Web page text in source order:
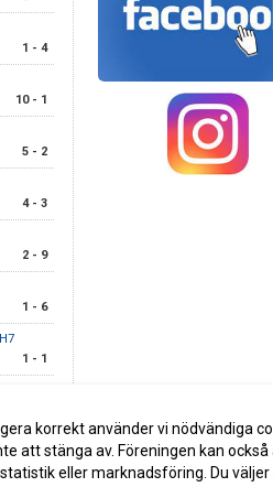
1 - 4
10 - 1
5 - 2
4 - 3
2 - 9
1 - 6
1 - 1
korrekt använder vi nödvändiga
att stänga av. Föreningen kan också
eller marknadsföring. Du väljer